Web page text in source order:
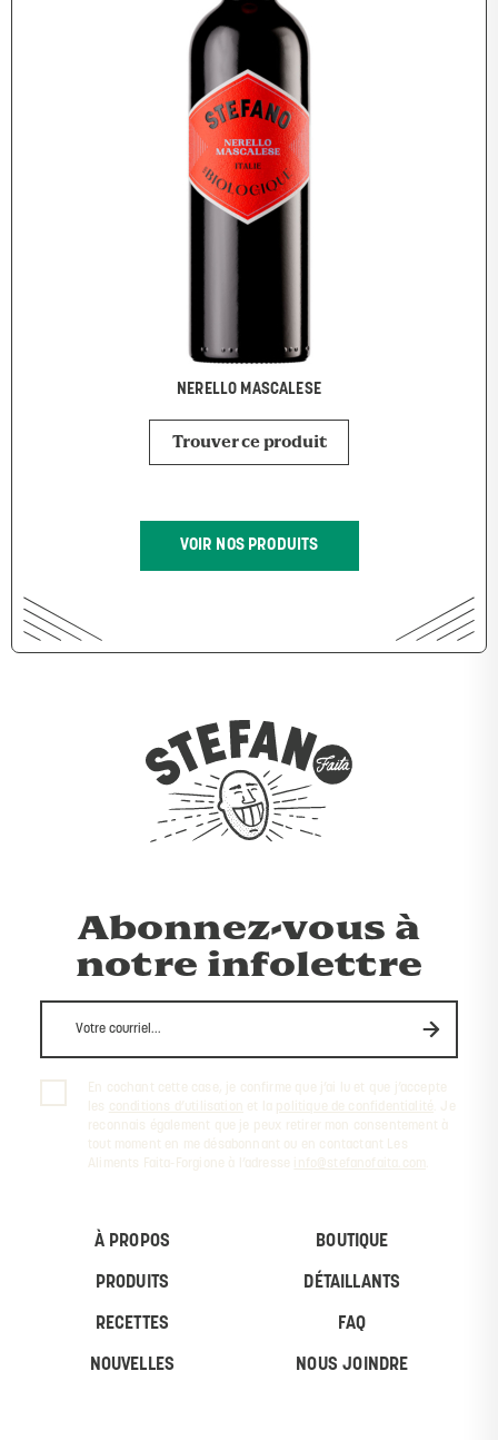
NERELLO MASCALESE
Trouver ce produit
VOIR NOS PRODUITS
À PROPOS BOUTIQUE
PRODUITS DÉTAILLANTS
RECETTES FAQ
NOUVELLES NOUS JOINDRE
Abonnez-vous à
notre infolettre
En cochant cette case, je confirme que j’ai lu et que j’accepte
les conditions d’utilisation et la politique de confidentialité
. Je
reconnais également que je peux retirer mon consentement à
tout moment en me désabonnant ou en contactant Les
Aliments Faita-Forgione à l’adresse
info@stefanofaita.com